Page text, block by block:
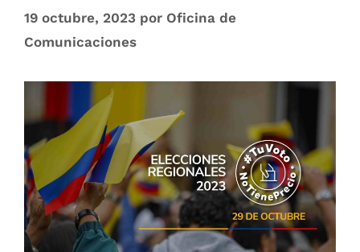
19 octubre, 2023 por Oficina de
Comunicaciones